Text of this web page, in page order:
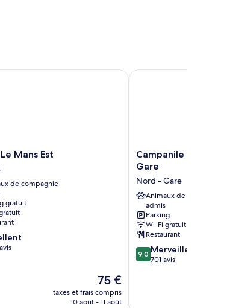
Mans Est
de compagnie
gratuit
Le
nouveau
prix
75 €
taxes et frais compris
10 août - 11 août
Est
Campanile
Le
Centre
-
Gare
Nord - Gare
Campanile Le Mans
Gare
Nord - Gare
Animaux de compagnie
admis
Parking
Wi-Fi gratuit
Restaurant
9.0
sur
9,0 Merveilleux
701 avis
Campanile Le Mans